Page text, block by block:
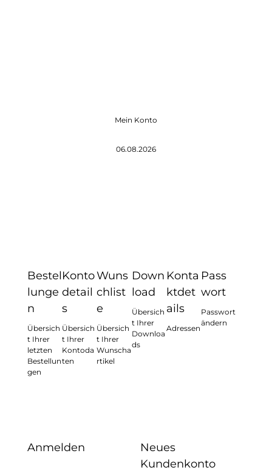
Mein Konto
06.08.2026
Bestel
lunge
n
Übersich
t Ihrer
letzten
Bestellun
gen
Konto
detail
s
Übersich
t Ihrer
Kontoda
ten
Wuns
chlist
e
Übersich
t Ihrer
Wunscha
rtikel
Down
load
Übersich
t Ihrer
Downloa
ds
Konta
ktdet
ails
Adressen
Pass
wort
Passwort
ändern
Anmelden
Neues
Kundenkonto